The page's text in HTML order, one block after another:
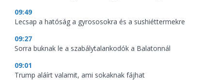
09:49
Lecsap a hatóság a gyrososokra és a sushiéttermekre
09:27
Sorra buknak le a szabálytalankodók a Balatonnál
09:01
Trump aláírt valamit, ami sokaknak fájhat